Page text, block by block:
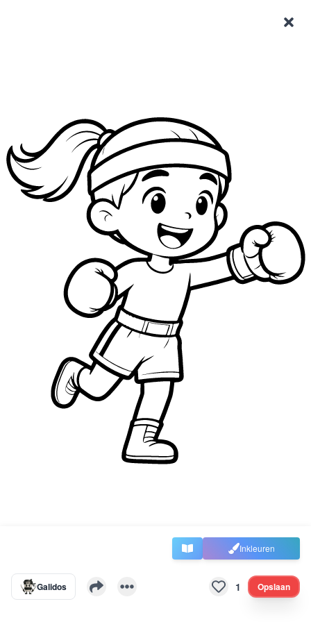
Inkleuren
Galidos 1 Opslaan